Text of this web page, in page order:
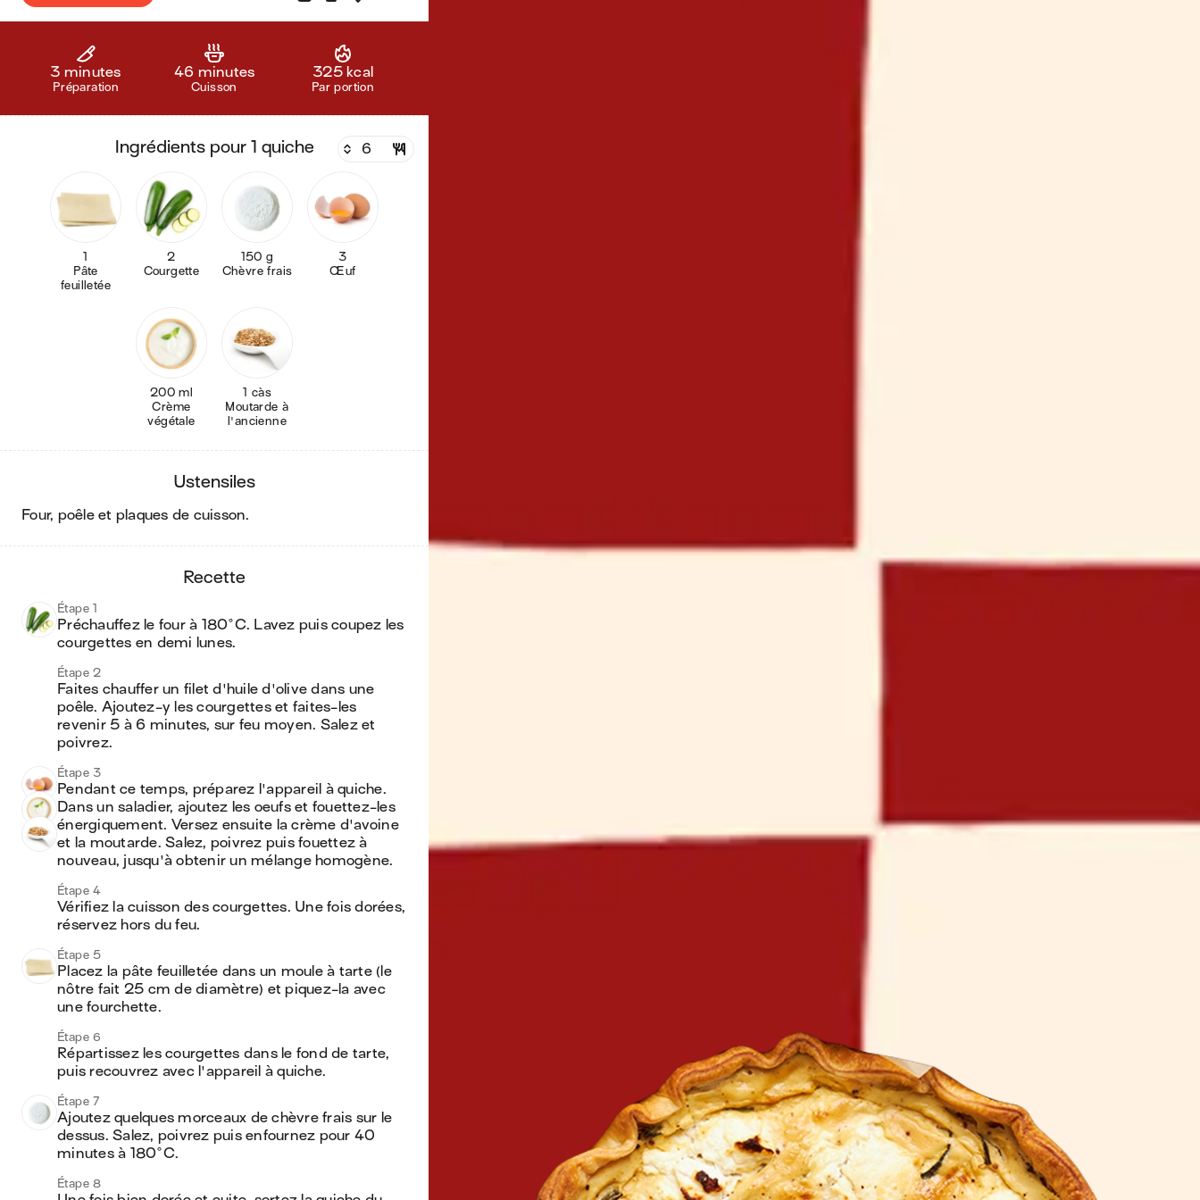
3 minutes
Préparation
46 minutes
Cuisson
325 kcal
Par portion
ingrédients pour 1 quiche
1
Pâte
feuilletée
2
Courgette
150 g
Chèvre frais
3
Œuf
200 ml
Crème
végétale
1 càs
Moutarde à
l'ancienne
ustensiles
four, poêle et plaques de cuisson.
recette
Étape 1
Préchauffez le four à 180°C. Lavez puis coupez les
courgettes en demi lunes.
Étape 2
Faites chauffer un filet d'huile d'olive dans une
poêle. Ajoutez-y les courgettes et faites-les
revenir 5 à 6 minutes, sur feu moyen. Salez et
poivrez.
Étape 3
Pendant ce temps, préparez l'appareil à quiche.
Dans un saladier, ajoutez les oeufs et fouettez-les
énergiquement. Versez ensuite la crème d'avoine
et la moutarde. Salez, poivrez puis fouettez à
nouveau, jusqu'à obtenir un mélange homogène.
Étape 4
Vérifiez la cuisson des courgettes. Une fois dorées,
réservez hors du feu.
Étape 5
Placez la pâte feuilletée dans un moule à tarte (le
nôtre fait 25 cm de diamètre) et piquez-la avec
une fourchette.
Étape 6
Répartissez les courgettes dans le fond de tarte,
puis recouvrez avec l'appareil à quiche.
Étape 7
Ajoutez quelques morceaux de chèvre frais sur le
dessus. Salez, poivrez puis enfournez pour 40
minutes à 180°C.
Étape 8